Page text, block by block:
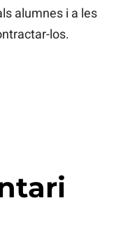
alumnes i a les
los.